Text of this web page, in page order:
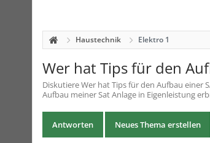
Haustechnik Elektro 1
Wer hat Tips für den
DiskutiereWer hat Tips für den Aufbau einer
Aufbau meiner Sat Anlage in Eigenleistung
Antworten Neues Thema erstellen